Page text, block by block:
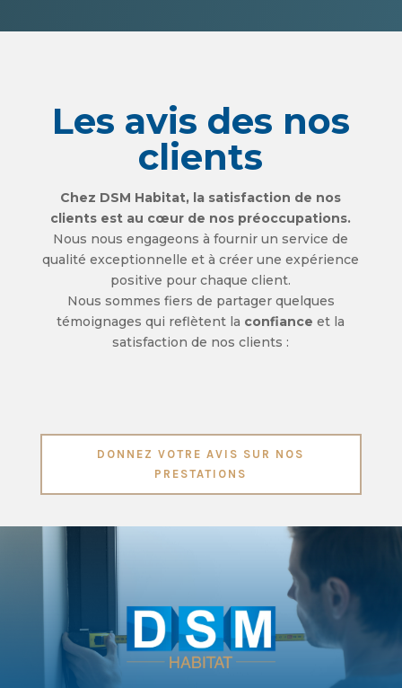
Les avis des nos
clients
Chez DSM Habitat, la satisfaction de nos
clients est au cœur de nos préoccupations.
Nous nous engageons à fournir un service de
qualité exceptionnelle et à créer une expérience
positive pour chaque client.
Nous sommes fiers de partager quelques
témoignages qui reflètent la confiance et la
satisfaction de nos clients :
DONNEZ VOTRE AVIS SUR NOS
PRESTATIONS